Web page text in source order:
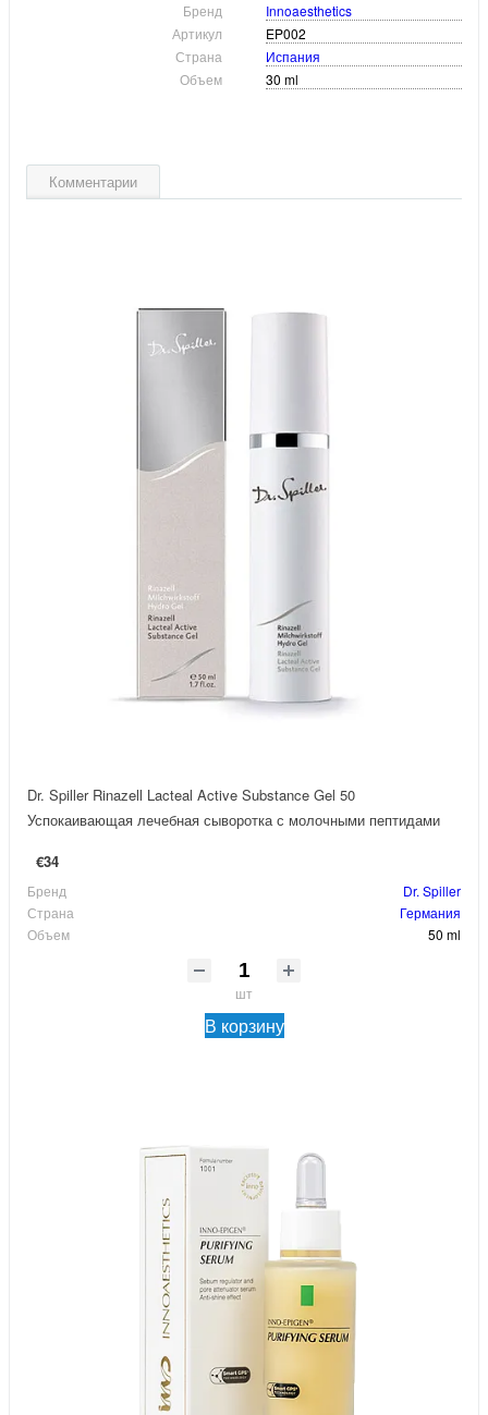
Бренд
Innoaesthetics
Артикул
EP002
Страна
Испания
Объем
30 ml
Комментарии
Dr. Spiller Rinazell Lacteal Active Substance Gel 50
Успокаивающая лечебная сыворотка с молочными пептидами
€34
Бренд
Dr. Spiller
Страна
Германия
Объем
50 ml
шт
В корзину